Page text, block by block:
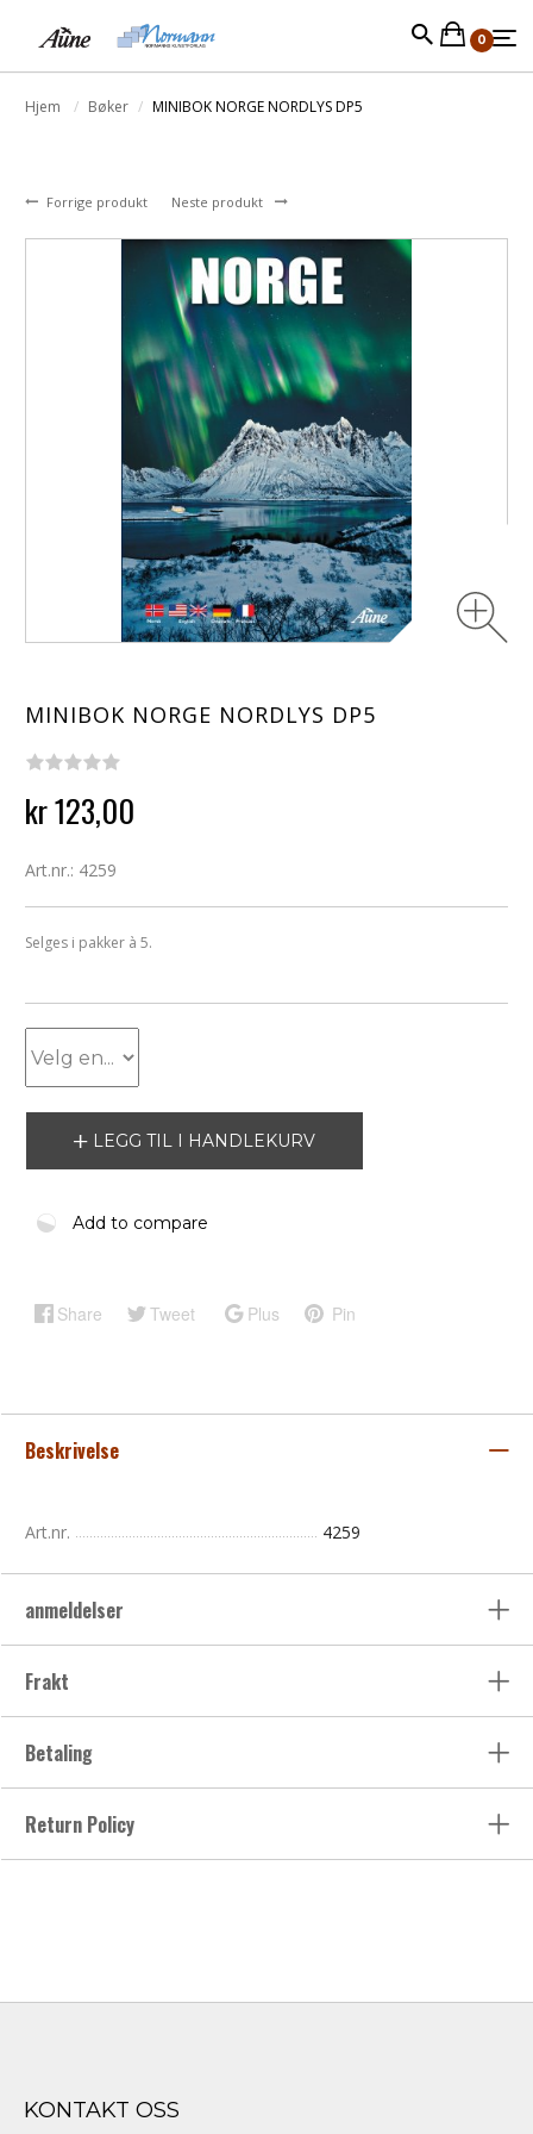
0
Hjem Bøker MINIBOK NORGE NORDLYS DP5
Forrige produkt Neste produkt
MINIBOK NORGE NORDLYS DP5
kr 123,00
Art.nr.: 4259
Selges i pakker à 5.
LEGG TIL I HANDLEKURV
Add to compare
Share Tweet Plus Pin
Beskrivelse
Art.nr. 4259
anmeldelser
Frakt
Betaling
Return Policy
KONTAKT OSS